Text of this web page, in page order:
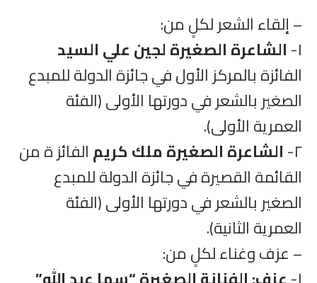
– إلقاء الشعر لكلٍ من:
١- الشاعرة الصغيرة لجين علي السيد
الفائزة بالمركز الأول في جائزة الدولة للمبدع
الصغير بالشعر في دورتها الأولى (الفئة
العمرية الأولى).
٢- الشاعرة الصغيرة ملك كريمالفائز ة من
القائمة القصيرة في جائزة الدولة للمبدع
الصغير بالشعر في دورتها الأولى (الفئة
العمرية الثانية).
– عزف وغناء لكلٍ من: